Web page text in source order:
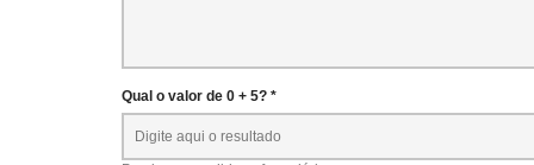
Qual o valor de 0 + 5? *